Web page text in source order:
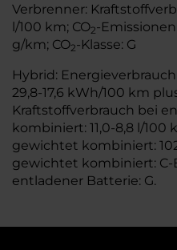
Verbrenner:
l/100 km; CO2-
g/km; CO2-Klasse: G
Hybrid:
29,8-17,6 kWh/100 km
Kraftstoffverbrauch bei
kombiniert: 11,0-8,8 l/100
gewichtet kombiniert:
gewichtet kombiniert: C-
entladener Batterie: G.